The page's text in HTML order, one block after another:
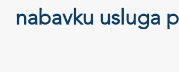
nabavku usluga